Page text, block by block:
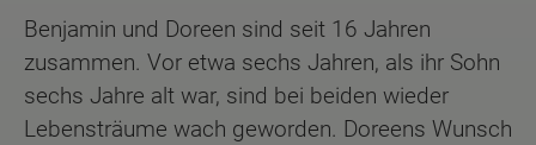
Benjamin und Doreen sind seit 16 Jahren
zusammen. Vor etwa sechs Jahren, als ihr Sohn
sechs Jahre alt war, sind bei beiden wieder
Lebensträume wach geworden. Doreens Wunsch